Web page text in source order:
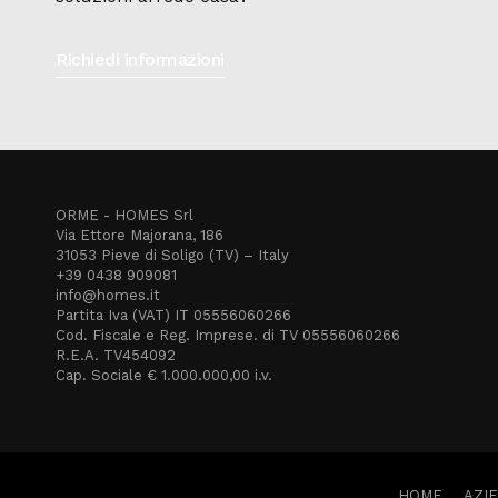
ORME - HOMES Srl
Via Ettore Majorana, 186
31053 Pieve di Soligo (TV) – Italy
+39 0438 909081
info@homes.it
Partita Iva (VAT) IT 05556060266
Cod. Fiscale e Reg. Imprese. di TV 05556060266
R.E.A. TV454092
Cap. Sociale € 1.000.000,00 i.v.